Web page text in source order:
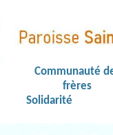
Communauté
frères
Solidarité